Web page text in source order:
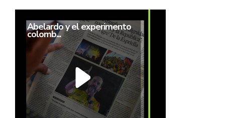
Abelardo y el experimento
colomb...